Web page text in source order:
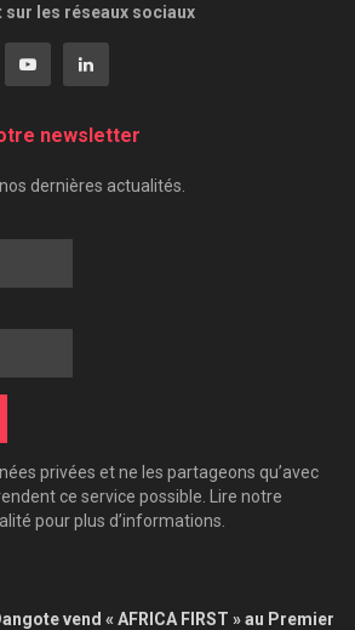
sur les réseaux sociaux
newsletter
dernières actualités.
privées et ne les partageons qu’avec
ce service possible. Lire notre
pour plus d’informations.
vend « AFRICA FIRST » au Premier